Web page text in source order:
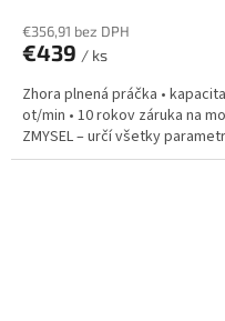
€356,91 bez DPH
€439 / ks
Zhora plnená práčka •
ot/min • 10 rokov záruka na
ZMYSEL – určí všetky